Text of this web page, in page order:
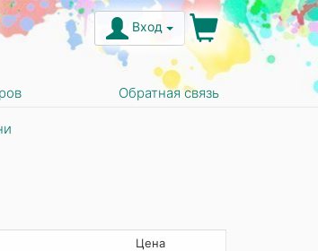
Вход
Обратная связь
Цена